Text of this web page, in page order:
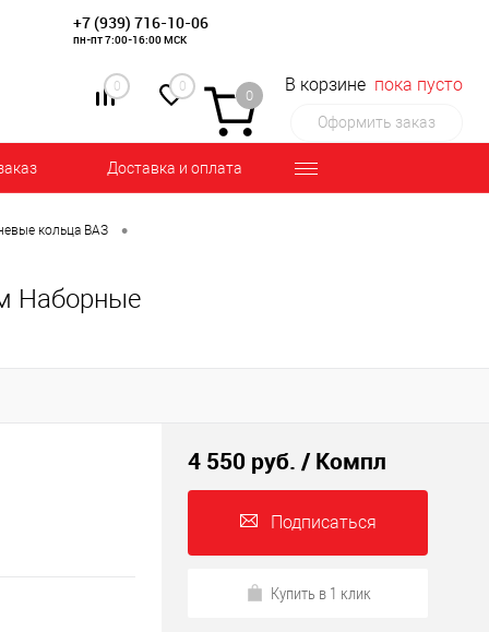
+7 (939) 716-10-06
пн-пт 7:00-16:00 МСК
0 0
0
В корзине пока пусто
Оформить заказ
Доставка и оплата
кольца ВАЗ •
Наборные
4 550 руб. / Компл
Подписаться
Купить в 1 клик